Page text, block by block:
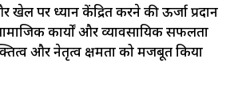
पर ध्यान केंद्रित करने की ऊर्जा प्रदान
कार्यों और व्यावसायिक सफलता
और नेतृत्व क्षमता को मजबूत किया